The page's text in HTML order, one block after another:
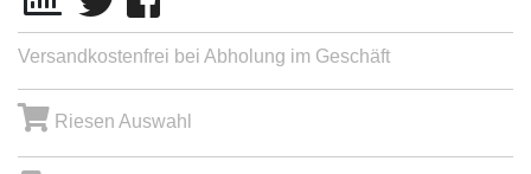
Versandkostenfrei bei Abholung im Geschäft
Riesen Auswahl